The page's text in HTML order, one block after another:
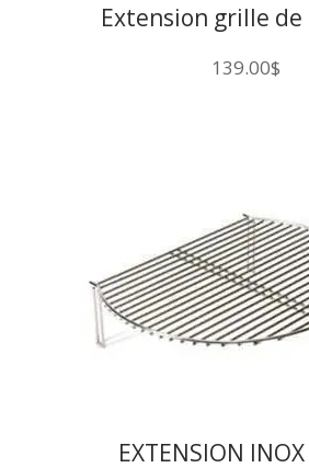
Extension grille de
139.00$
EXTENSION